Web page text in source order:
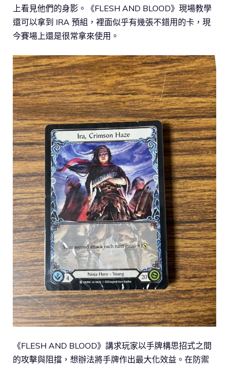
上看見他們的身影。《FLESH AND BLOOD》現場教學
還可以拿到 IRA 預組，裡面似乎有幾張不錯用的卡，現
今賽場上還是很常拿來使用。
《FLESH AND BLOOD》講求玩家以手牌構思招式之間
的攻擊與阻擋，想辦法將手牌作出最大化效益。在防禦